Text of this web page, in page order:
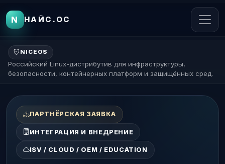
N НАЙС.ОС
NICEOS
Российский Linux-дистрибутив для инфраструктуры,
безопасности, контейнерных платформ и защищённых сред.
ПАРТНЁРСКАЯ ЗАЯВКА
ИНТЕГРАЦИЯ И ВНЕДРЕНИЕ
ISV / CLOUD / OEM / EDUCATION